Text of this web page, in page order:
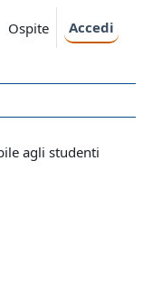
Ospite Accedi
agli studenti